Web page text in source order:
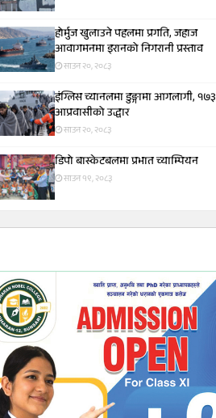
होर्मुज खुलाउने पहलमा प्रगति, जहाज
आवागमनमा इरानको निगरानी प्रस्ताव
साउन २०, २०८३
इंग्लिस च्यानलमा डुङ्गामा आगलागी, १७३
आप्रवासीको उद्धार
साउन २०, २०८३
डिपो बास्केटबलमा प्रभात च्याम्पियन
साउन १९, २०८३